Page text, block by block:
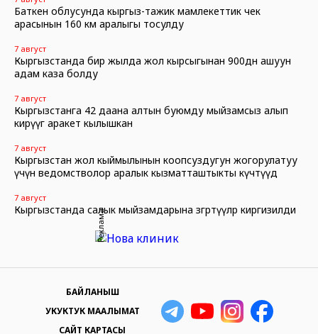
Баткен облусунда кыргыз-тажик мамлекеттик чек
арасынын 160 км аралыгы тосулду
7 август
Кыргызстанда бир жылда жол кырсыгынан 900дөн ашуун
адам каза болду
7 август
Кыргызстанга 42 даана алтын буюмду мыйзамсыз алып
кирүүгө аракет кылышкан
7 август
Кыргызстан жол кыймылынын коопсуздугун жогорулатуу
үчүн ведомстволор аралык кызматташтыкты күчөтүүдө
7 август
Кыргызстанда салык мыйзамдарына өзгөртүүлөр киргизилди
Реклама
БАЙЛАНЫШ
УКУКТУК МААЛЫМАТ
САЙТ КАРТАСЫ